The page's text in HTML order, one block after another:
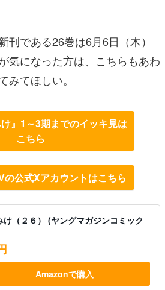
刊である26巻は6月6日（木）
気になった方は、こちらもあわ
みてほしい。
』1～3期までのイッキ見は
こちら
公式Xアカウントはこちら
け（２６） (ヤングマガジンコミック
Amazonで購入